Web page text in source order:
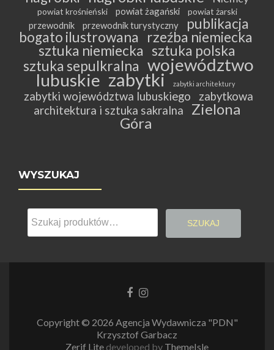
powiat krośnieński powiat żagański powiat żarski
przewodnik przewodnik turystyczny
publikacja
bogato ilustrowana
rzeźba niemiecka
sztuka niemiecka sztuka polska
sztuka sepulkralna województwo
lubuskie zabytki zabytki architektury
zabytki województwa lubuskiego
zabytkowa
architektura i sztuka sakralna
Zielona
Góra
WYSZUKAJ
Szukaj:
SZUKAJ
LinkLink
Copyright © 2026 Agencja Wydawnicza "PDN"
Krzysztof Garbacz
Zerif Lite developed by ThemeIsle